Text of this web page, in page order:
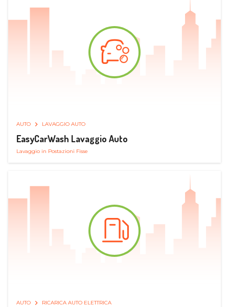
AUTO LAVAGGIO AUTO
EasyCarWash Lavaggio Auto
Lavaggio in Postazioni Fisse
AUTO RICARICA AUTO ELETTRICA